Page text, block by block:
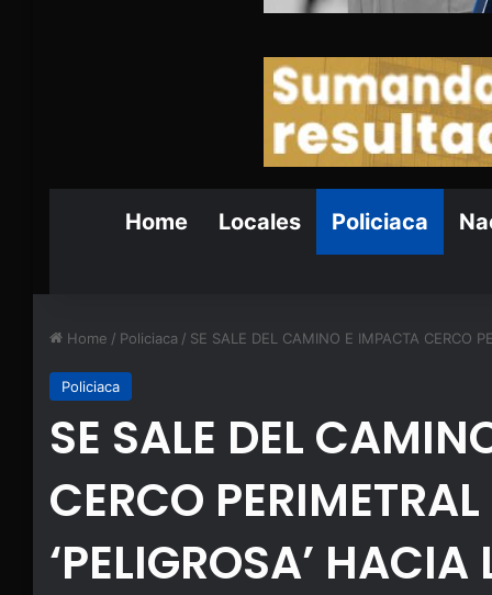
Home Locales Policiaca
Home / Policiaca / SE SALE DEL CAMINO E IMPACTA CERCO
Policiaca
SE SALE DEL
CERCO
‘PELIGROSA’ HACIA